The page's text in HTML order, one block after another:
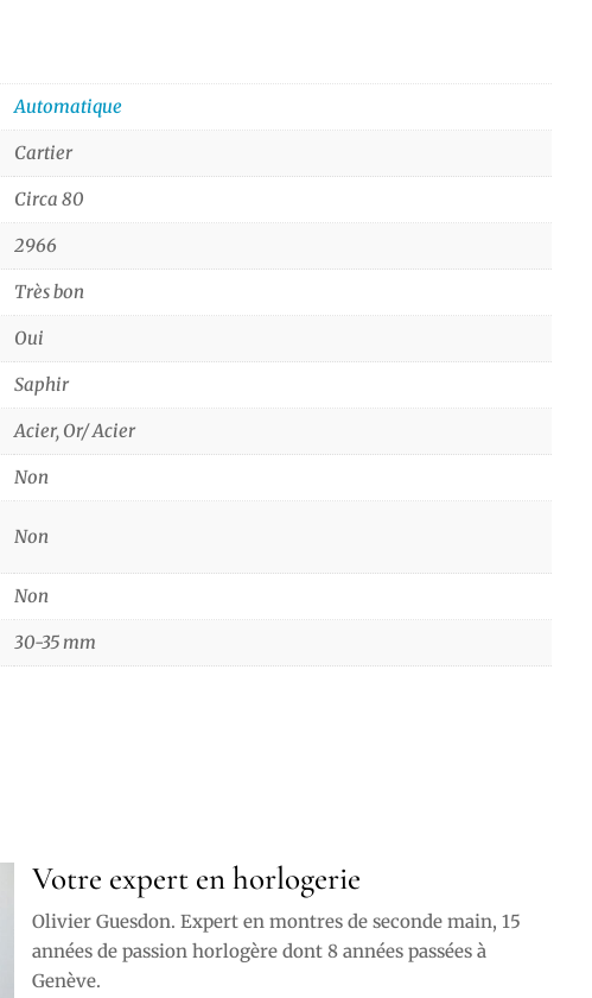
Automatique
Cartier
Circa 80
2966
Très bon
Oui
Saphir
Acier, Or/ Acier
Non
Non
Non
30-35 mm
Votre expert en horlogerie
Olivier Guesdon. Expert en montres de seconde main, 15
années de passion horlogère dont 8 années passées à
Genève.